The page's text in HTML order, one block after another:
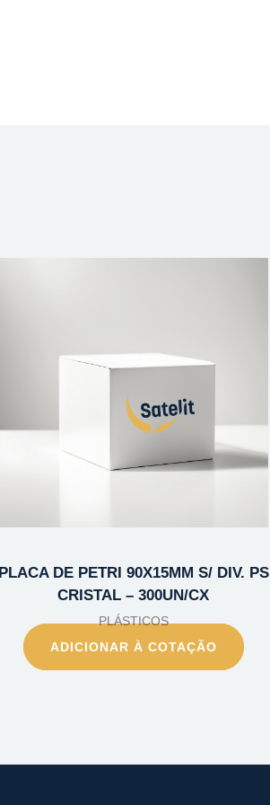
PLACA DE PETRI 90X15MM S/ DIV. PS
CRISTAL – 300UN/CX
PLÁSTICOS
ADICIONAR À COTAÇÃO